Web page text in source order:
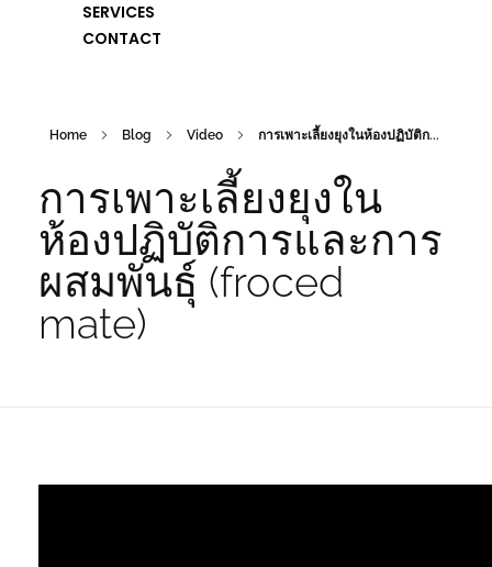
SERVICES
CONTACT
Home Blog Video การเพาะเลี้ยงยุงในห้องปฏิบัติก...
การเพาะเลี้ยงยุงใน
ห้องปฏิบัติการและการ
ผสมพันธุ์ (froced
mate)